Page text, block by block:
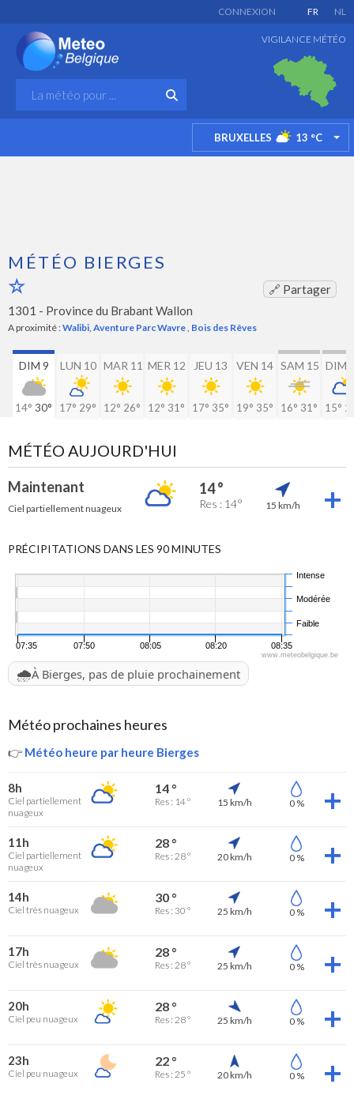
FR NL
CONNEXION
VIGILANCE MÉTÉO
BRUXELLES 13 °C
MÉTÉO BIERGES
🔗 Partager
1301 - Province du Brabant Wallon
A proximité :Walibi, Aventure Parc Wavre, Bois des Rêves
DIM 9
14° 30°
LUN 10
17° 29°
MAR 11
12° 26°
MER 12
12° 31°
JEU 13
17° 35°
VEN 14
19° 35°
SAM 15
16° 31°
DIM
15°
MÉTÉO AUJOURD'HUI
Maintenant
Ciel partiellement nuageux
14 °
Res : 14° 15 km/h
PRÉCIPITATIONS DANS LES 90 MINUTES
07:35 07:50 08:05 08:20 08:35
Faible
Modérée
Intense
www.meteobelgique.be
🌧️À Bierges, pas de pluie prochainement
Météo prochaines heures
👉 Météo heure par heure Bierges
8h
Ciel partiellement
nuageux
14 °
Res : 14 ° 15 km/h 0 %
11h
Ciel partiellement
nuageux
28 °
Res : 28 ° 20 km/h 0 %
14h
Ciel très nuageux
30 °
Res : 30 ° 25 km/h 0 %
17h
Ciel très nuageux
28 °
Res : 28 ° 25 km/h 0 %
20h
Ciel peu nuageux
28 °
Res : 28 ° 25 km/h 0 %
23h
Ciel peu nuageux
22 °
Res : 25 ° 20 km/h 0 %